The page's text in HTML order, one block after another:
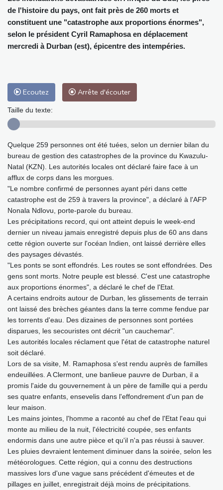
de l'histoire du pays, ont fait près de 260 morts et
constituent une "catastrophe aux proportions énormes",
selon le président Cyril Ramaphosa en déplacement
mercredi à Durban (est), épicentre des intempéries.
Ecoutez Arrête d'écouter
Taille du texte:
Quelque 259 personnes ont été tuées, selon un dernier bilan du
bureau de gestion des catastrophes de la province du Kwazulu-
Natal (KZN). Les autorités locales ont déclaré faire face à un
afflux de corps dans les morgues.
"Le nombre confirmé de personnes ayant péri dans cette
catastrophe est de 259 à travers la province", a déclaré à l'AFP
Nonala Ndlovu, porte-parole du bureau.
Les précipitations record, qui ont atteint depuis le week-end
dernier un niveau jamais enregistré depuis plus de 60 ans dans
cette région ouverte sur l'océan Indien, ont laissé derrière elles
des paysages dévastés.
"Les ponts se sont effondrés. Les routes se sont effondrées. Des
gens sont morts. Notre peuple est blessé. C'est une catastrophe
aux proportions énormes", a déclaré le chef de l'Etat.
A certains endroits autour de Durban, les glissements de terrain
ont laissé des brèches géantes dans la terre comme fendue par
les torrents d'eau. Des dizaines de personnes sont portées
disparues, les secouristes ont décrit "un cauchemar".
Les autorités locales réclament que l'état de catastrophe naturel
soit déclaré.
Lors de sa visite, M. Ramaphosa s'est rendu auprès de familles
endeuillées. A Clermont, une banlieue pauvre de Durban, il a
promis l'aide du gouvernement à un père de famille qui a perdu
ses quatre enfants, ensevelis dans l'effondrement d'un pan de
leur maison.
Les mains jointes, l'homme a raconté au chef de l'Etat l'eau qui
monte au milieu de la nuit, l'électricité coupée, ses enfants
endormis dans une autre pièce et qu'il n'a pas réussi à sauver.
Les pluies devraient lentement diminuer dans la soirée, selon les
météorologues. Cette région, qui a connu des destructions
massives lors d'une vague sans précédent d'émeutes et de
pillages en juillet, enregistrait déjà moins de précipitations.